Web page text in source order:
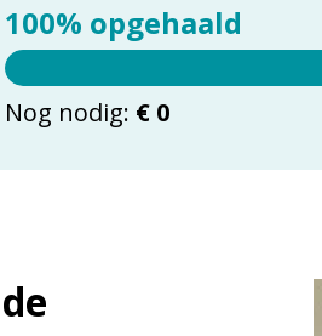
100% opgehaald
Nog nodig: € 0